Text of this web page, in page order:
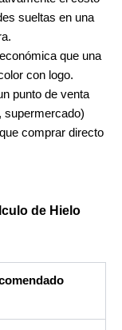
sueltas en una
que una
con logo.
punto de venta
supermercado)
comprar directo
de Hielo